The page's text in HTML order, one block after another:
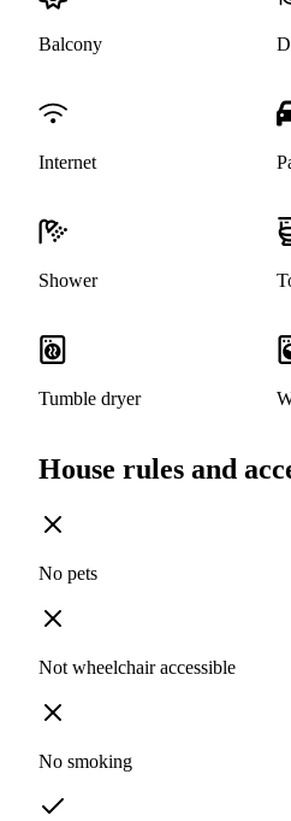
Balcony
Internet
Shower
Tumble dryer
House rules and
No pets
Not wheelchair accessible
No smoking